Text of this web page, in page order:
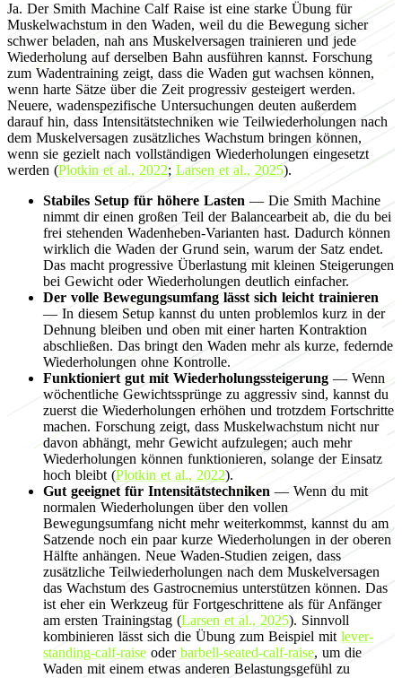
Ja. Der Smith Machine Calf Raise ist eine starke Übung für
Muskelwachstum in den Waden, weil du die Bewegung sicher
schwer beladen, nah ans Muskelversagen trainieren und jede
Wiederholung auf derselben Bahn ausführen kannst. Forschung
zum Wadentraining zeigt, dass die Waden gut wachsen können,
wenn harte Sätze über die Zeit progressiv gesteigert werden.
Neuere, wadenspezifische Untersuchungen deuten außerdem
darauf hin, dass Intensitätstechniken wie Teilwiederholungen nach
dem Muskelversagen zusätzliches Wachstum bringen können,
wenn sie gezielt nach vollständigen Wiederholungen eingesetzt
werden (Plotkin et al., 2022; Larsen et al., 2025).
Stabiles Setup für höhere Lasten — Die Smith Machine
nimmt dir einen großen Teil der Balancearbeit ab, die du bei
frei stehenden Wadenheben-Varianten hast. Dadurch können
wirklich die Waden der Grund sein, warum der Satz endet.
Das macht progressive Überlastung mit kleinen Steigerungen
bei Gewicht oder Wiederholungen deutlich einfacher.
Der volle Bewegungsumfang lässt sich leicht trainieren
— In diesem Setup kannst du unten problemlos kurz in der
Dehnung bleiben und oben mit einer harten Kontraktion
abschließen. Das bringt den Waden mehr als kurze, federnde
Wiederholungen ohne Kontrolle.
Funktioniert gut mit Wiederholungssteigerung — Wenn
wöchentliche Gewichtssprünge zu aggressiv sind, kannst du
zuerst die Wiederholungen erhöhen und trotzdem Fortschritte
machen. Forschung zeigt, dass Muskelwachstum nicht nur
davon abhängt, mehr Gewicht aufzulegen; auch mehr
Wiederholungen können funktionieren, solange der Einsatz
hoch bleibt (Plotkin et al., 2022).
Gut geeignet für Intensitätstechniken — Wenn du mit
normalen Wiederholungen über den vollen
Bewegungsumfang nicht mehr weiterkommst, kannst du am
Satzende noch ein paar kurze Wiederholungen in der oberen
Hälfte anhängen. Neue Waden-Studien zeigen, dass
zusätzliche Teilwiederholungen nach dem Muskelversagen
das Wachstum des Gastrocnemius unterstützen können. Das
ist eher ein Werkzeug für Fortgeschrittene als für Anfänger
am ersten Trainingstag (Larsen et al., 2025). Sinnvoll
kombinieren lässt sich die Übung zum Beispiel mit lever-
standing-calf-raise oder barbell-seated-calf-raise, um die
Waden mit einem etwas anderen Belastungsgefühl zu